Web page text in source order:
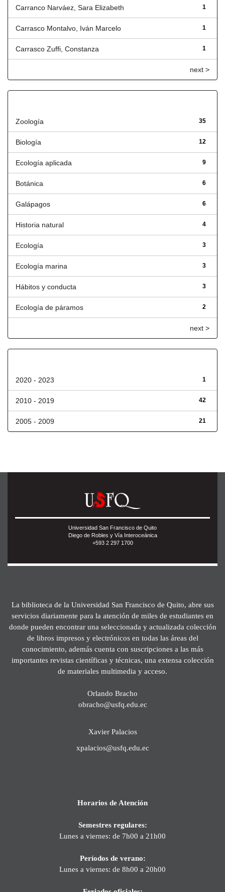
1
Carranco Narváez, Sara Elizabeth
1
Carrasco Montalvo, Iván Marcelo
1
Carrasco Zuffi, Constanza
next >
35
Zoología
12
Biología
9
Ecología aplicada
6
Botánica
6
Galápagos
4
Historia natural
3
Ecología
3
Ecología marina
3
Hábitos y conducta
2
Ecología de páramos
next >
1
2020 - 2023
42
2010 - 2019
21
2005 - 2009
Universidad San Francisco de Quito
Diego de Robles y Vía Interoceánica
+593 2 297 1700
La biblioteca de la Universidad San Francisco de Quito, abre sus
servicios diariamente para la atención de miles de estudiantes en
donde pueden encontrar una seleccionada y actualizada colección
de libros impresos y electrónicos en todas las áreas del
conocimiento, además cuenta con suscripciones a las más
importantes revistas científicas y técnicas, una extensa colección
de materiales multimedia y acceso.
Orlando Bracho
obracho@usfq.edu.ec
Xavier Palacios
xpalacios@usfq.edu.ec
Horarios de Atención
Semestres regulares:
Lunes a viernes: de 7h00 a 21h00
Períodos de verano:
Lunes a viernes: de 8h00 a 20h00